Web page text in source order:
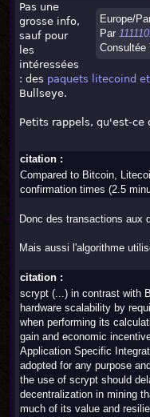
Europe/
Par
Consultée
Pas une
grosse info,
sauf pour
les
intéressées
: des paquets litecoind
Bullseye.
Petits rappels, qu'est-ce
citation :
Compared to Bitcoin,
confirmation times (2.5
Donc des transactions aux
Mais aussi l'algorithme
citation :
scrypt (...) in contrast with
hardware scalability by
when performing its
gain and economic
Application Specific
adopted for any purpose
the use of scrypt should
decentralization in mining
much of its value and